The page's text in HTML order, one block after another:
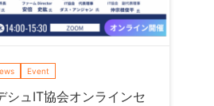
Event
シュIT協会オンラインセ